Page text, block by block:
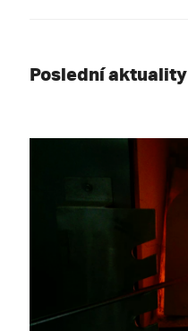
Poslední aktuality